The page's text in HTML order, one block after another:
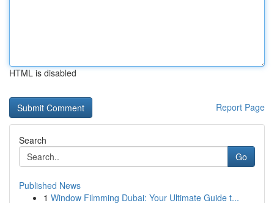
HTML is disabled
Report Page
Search
Go
Published News
1 Window Filmming Dubai: Your Ultimate Guide t...